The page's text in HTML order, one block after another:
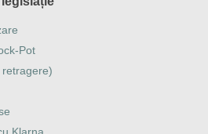
Pot
Klarna.